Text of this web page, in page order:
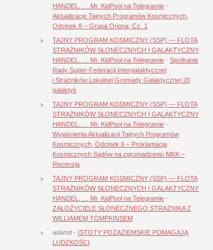
HANDEL. … Mr. KidPool na Telegramie -
Aktualizacje Tajnych Programów Kosmicznych,
Odcinek 8 – Grupa Oriona, Cz. 1
TAJNY PROGRAM KOSMICZNY (SSP) — FLOTA
STRAŻNIKÓW SŁONECZNYCH I GALAKTYCZNY
HANDEL. … Mr. KidPool na Telegramie - Spotkanie
Rady Super-Federacji Intergalaktycznej
i Strażników Lokalnej Gromady Galaktycznej 20
galaktyk
TAJNY PROGRAM KOSMICZNY (SSP) — FLOTA
STRAŻNIKÓW SŁONECZNYCH I GALAKTYCZNY
HANDEL. … Mr. KidPool na Telegramie -
Wyjaśnienia Aktualizacji Tajnych Programów
Kosmicznych, Odcinek 6 – Proklamacja
Kosmicznych Sądów na zgromadzeniu MKK –
Recenzja
TAJNY PROGRAM KOSMICZNY (SSP) — FLOTA
STRAŻNIKÓW SŁONECZNYCH I GALAKTYCZNY
HANDEL. … Mr. KidPool na Telegramie -
ZAŁOŻYCIELE SŁONECZNEGO STRAŻNIKA Z
WILLIAMEM TOMPKINSEM
adamd - ISTOTY POZAZIEMSKIE POMAGAJĄ
LUDZKOŚCI